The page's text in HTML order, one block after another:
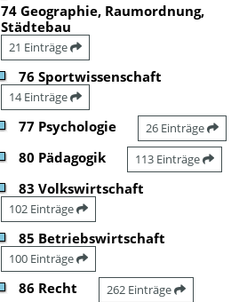
74 Geographie, Raumordnung,
Städtebau
21 Einträge
76 Sportwissenschaft
14 Einträge
77 Psychologie 26 Einträge
80 Pädagogik 113 Einträge
83 Volkswirtschaft
102 Einträge
85 Betriebswirtschaft
100 Einträge
86 Recht 262 Einträge